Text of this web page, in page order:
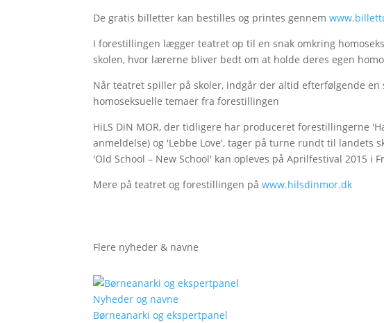
De gratis billetter kan bestilles og printes gennem
I forestillingen lægger teatret op til en snak omkring
skolen, hvor lærerne bliver bedt om at holde deres egen
Når teatret spiller på skoler, indgår der altid efterfølgende
homoseksuelle temaer fra forestillingen
HiLS DiN MOR, der tidligere har produceret forestillingerne
anmeldelse) og 'Lebbe Love', tager på turne rundt til landets
'Old School – New School' kan opleves på Aprilfestival 2015 i
Mere på teatret og forestillingen påwww.hilsdinmor.dk
Flere nyheder & navne
Nyheder og navne
Børneanarki og ekspertpanel